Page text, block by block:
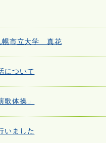
幌市立大学 真花
について
体操」
いました